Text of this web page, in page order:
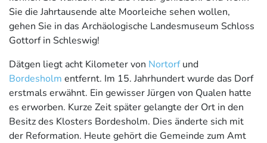
Sie die Jahrtausende alte Moorleiche sehen wollen,
gehen Sie in das Archäologische Landesmuseum Schloss
Gottorf in Schleswig!
Dätgen liegt acht Kilometer von Nortorfund
Bordesholm entfernt. Im 15. Jahrhundert wurde das Dorf
erstmals erwähnt. Ein gewisser Jürgen von Qualen hatte
es erworben. Kurze Zeit später gelangte der Ort in den
Besitz des Klosters Bordesholm. Dies änderte sich mit
der Reformation. Heute gehört die Gemeinde zum Amt